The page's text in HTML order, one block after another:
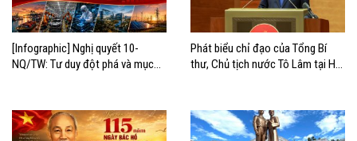
[Infographic] Nghị quyết 10-
NQ/TW: Tư duy đột phá và mục
Phát biểu chỉ đạo của Tổng Bí
thư, Chủ tịch nước Tô Lâm tại Hội